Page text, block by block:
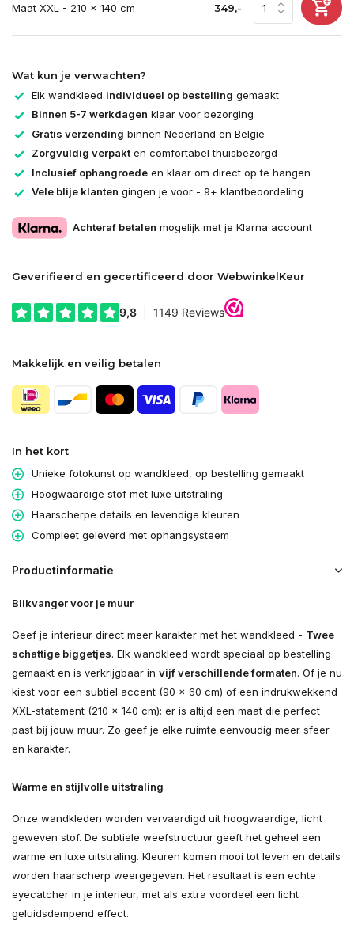
Maat XXL - 210 x 140 cm 349,-
Wat kun je verwachten?
Elk wandkleed individueel op bestelling gemaakt
Binnen 5-7 werkdagen klaar voor bezorging
Gratis verzending binnen Nederland en België
Zorgvuldig verpakten comfortabel thuisbezorgd
Inclusief ophangroede en klaar om direct op te hangen
Vele blije klanten gingen je voor - 9+ klantbeoordeling
Achteraf betalen mogelijk met je Klarna account
Geverifieerd en gecertificeerd door WebwinkelKeur
Makkelijk en veilig betalen
In het kort
Unieke fotokunst op wandkleed, op bestelling gemaakt
Hoogwaardige stof met luxe uitstraling
Haarscherpe details en levendige kleuren
Compleet geleverd met ophangsysteem
Productinformatie
Blikvanger voor je muur
Geef je interieur direct meer karakter met het wandkleed - Twee
schattige biggetjes. Elk wandkleed wordt speciaal op bestelling
gemaakt en is verkrijgbaar in vijf verschillende formaten. Of je nu
kiest voor een subtiel accent (90 × 60 cm) of een indrukwekkend
XXL-statement (210 × 140 cm): er is altijd een maat die perfect
past bij jouw muur. Zo geef je elke ruimte eenvoudig meer sfeer
en karakter.
Warme en stijlvolle uitstraling
Onze wandkleden worden vervaardigd uit hoogwaardige, licht
geweven stof. De subtiele weefstructuur geeft het geheel een
warme en luxe uitstraling. Kleuren komen mooi tot leven en details
worden haarscherp weergegeven. Het resultaat is een echte
eyecatcher in je interieur, met als extra voordeel een licht
geluidsdempend effect.